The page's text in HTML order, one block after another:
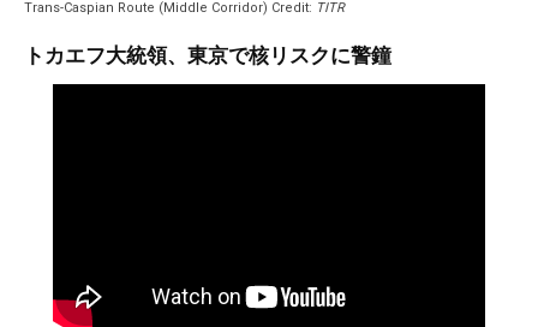
Trans-Caspian Route (Middle Corridor) Credit: TITR
トカエフ大統領、東京で核リスクに警鐘